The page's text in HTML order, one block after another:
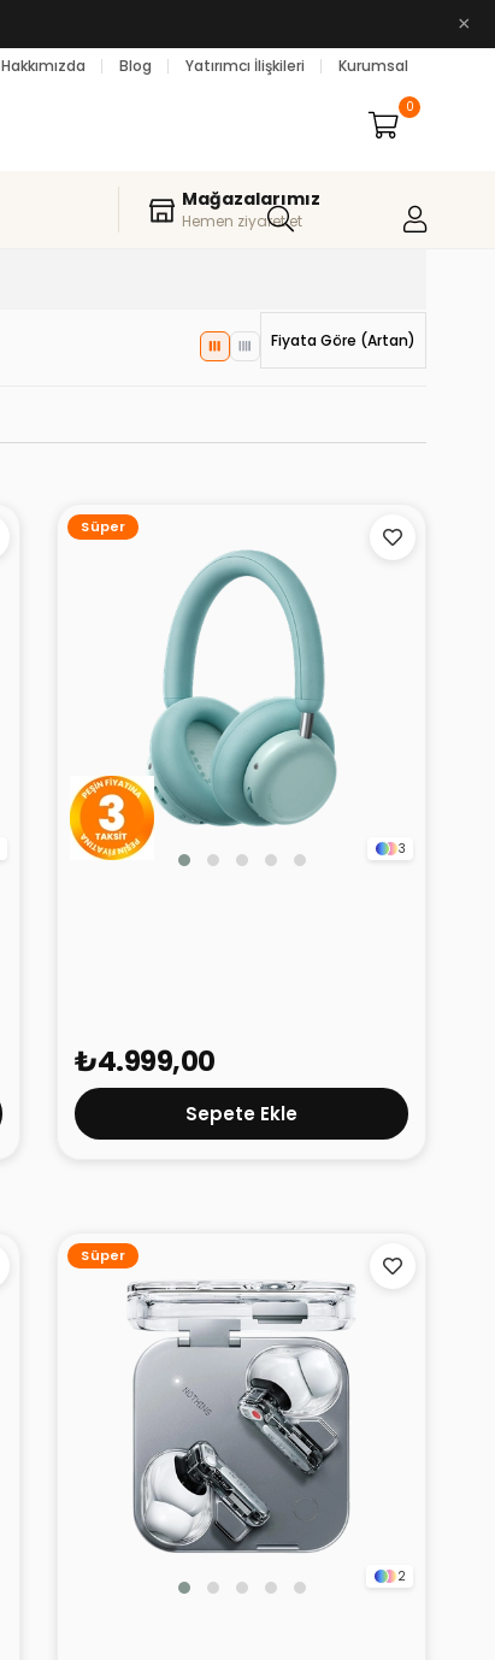
×
Hakkımızda Blog Yatırımcı İlişkileri Kurumsal
0
Mağazalarımız
Hemen ziyaret et
Fiyata Göre (Artan)
3
₺4.999,00
Sepete Ekle
Süper
2
Süper